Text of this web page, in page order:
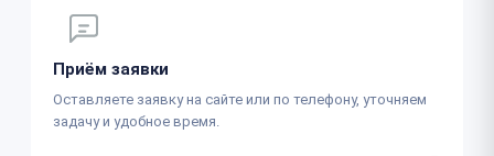
Приём заявки
Оставляете заявку на сайте или по телефону, уточняем
задачу и удобное время.